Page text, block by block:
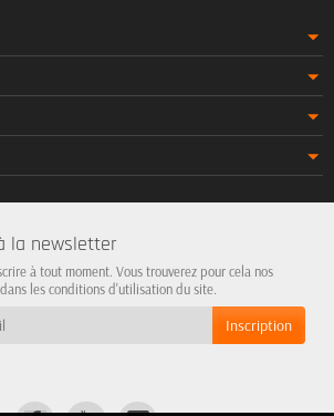
la newsletter
à tout moment. Vous trouverez pour cela nos
les conditions d'utilisation du site.